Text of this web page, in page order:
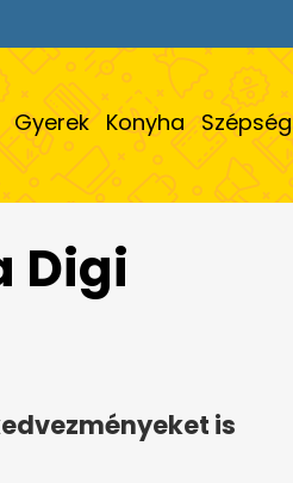
Gyerek Konyha Szépség
Digi
is